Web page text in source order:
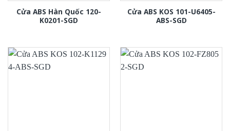
Cửa ABS Hàn Quốc 120-
K0201-SGD
Cửa ABS KOS 101-U6405-
ABS-SGD